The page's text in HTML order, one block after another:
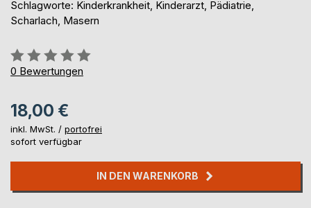
Schlagworte: Kinderkrankheit, Kinderarzt, Pädiatrie,
Scharlach, Masern
Bewertung::
0%
0 Bewertungen
18,00 €
inkl. MwSt. / portofrei
sofort verfügbar
IN DEN WARENKORB